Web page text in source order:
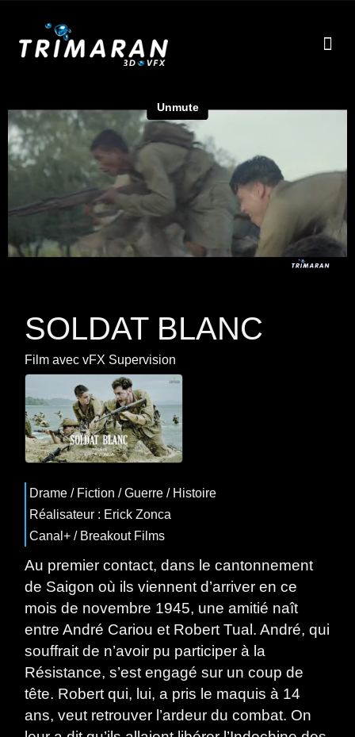
SOLDAT BLANC
Film avecvFX Supervision
Drame / Fiction /Guerre / Histoire
Réalisateur : Erick Zonca
Canal+ / Breakout Films
Au premier contact, dans le cantonnement
de Saigon où ils viennent d’arriver en ce
mois de novembre 1945, une amitié naît
entre André Cariou et Robert Tual. André, qui
souffrait de n’avoir pu participer à la
Résistance, s’est engagé sur un coup de
tête. Robert qui, lui, a pris le maquis à 14
ans, veut retrouver l’ardeur du combat. On